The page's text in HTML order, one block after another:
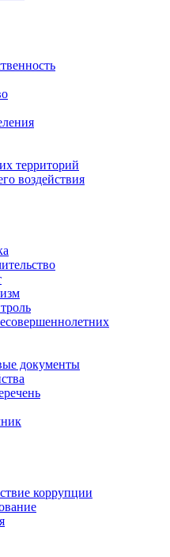
территорий
воздействия
документы
коррупции